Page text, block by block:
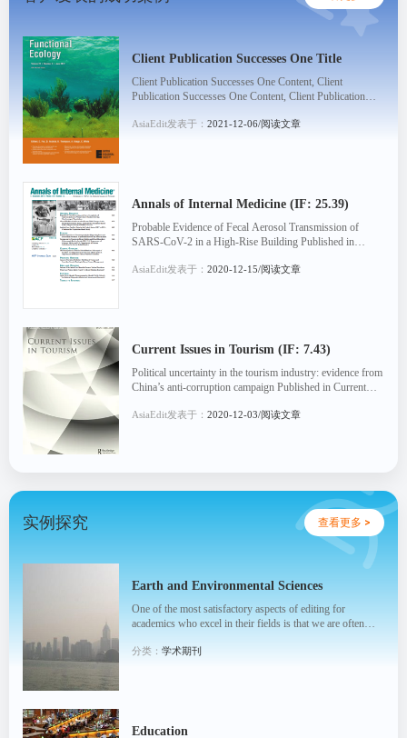
Client Publication Successes One Title
Client Publication Successes One Content, Client
Publication Successes One Content, Client Publication
On...
AsiaEdit发表于： 2021-12-06/阅读文章
Annals of Internal Medicine (IF: 25.39)
Probable Evidence of Fecal Aerosol Transmission of
SARS-CoV-2 in a High-Rise Building Published in
AsiaEdit发表于： 2020-12-15/阅读文章
Current Issues in Tourism (IF: 7.43)
Political uncertainty in the tourism industry: evidence from
China’s anti-corruption campaign Published in Current
AsiaEdit发表于： 2020-12-03/阅读文章
实例探究 查看更多 >
Earth and Environmental Sciences
One of the most satisfactory aspects of editing for
academics who excel in their fields is that we are often
分类： 学术期刊
Education